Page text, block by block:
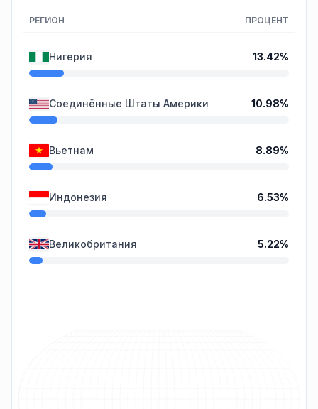
РЕГИОН ПРОЦЕНТ
Нигерия 13.42%
Соединённые Штаты Америки 10.98%
Вьетнам 8.89%
Индонезия 6.53%
Великобритания 5.22%